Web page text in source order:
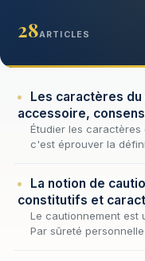
28ARTICLES
Les caractères
accessoire,
Étudier les caractères
c'est éprouver la
l'adjonction d'u…
La notion de
constitutifs et
Le cautionnement est
Par sûreté